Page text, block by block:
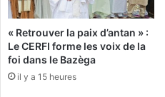
m
s
T
a
a
b
n
u
t
a
« Retrouver la paix d’antan » :
Le CERFI forme les voix de la
foi dans le Bazèga
il y a 15 heures